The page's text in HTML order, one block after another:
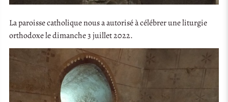
La paroisse catholique nous a autorisé à célébrer une liturgie
orthodoxe le dimanche 3 juillet 2022.